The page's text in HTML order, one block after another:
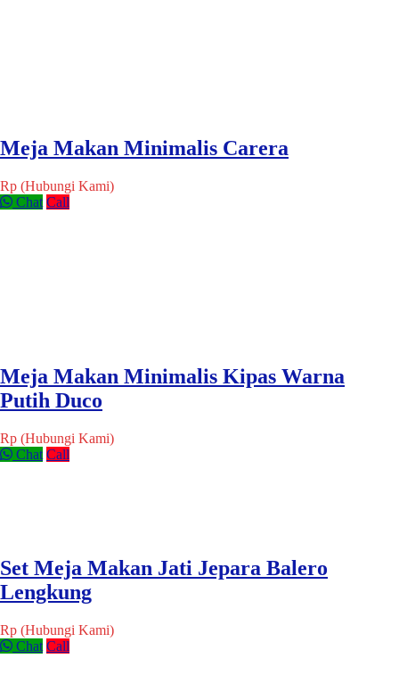
Meja Makan Minimalis Carera
Rp (Hubungi Kami)
Chat Call
Meja Makan Minimalis Kipas Warna
Putih Duco
Rp (Hubungi Kami)
Chat Call
Set Meja Makan Jati Jepara Balero
Lengkung
Rp (Hubungi Kami)
Chat Call